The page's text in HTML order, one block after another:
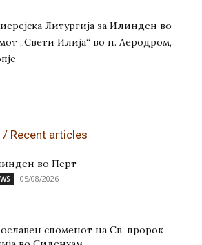
Литургија за Илинден во
„Свети Илија“ во н. Аеродром,
Recent articles
во Перт
05/08/2026
споменот на Св. пророк